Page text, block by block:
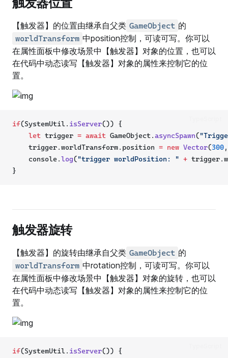
【触发器】的位置由继承自父类 GameObject 的
worldTransform 中position控制，可读可写。你可以
在属性面板中修改场景中【触发器】对象的位置，也可以
在代码中动态读写【触发器】对象的属性来控制它的位
置。
if(SystemUtil. isServer()) {
let trigger = await GameObject.asyncSpawn(
    trigger.worldTransform.position
= new Vector(300
    console.
log("trigger worldPosition: " +
}
触发器旋转
【触发器】的旋转由继承自父类 GameObject 的
worldTransform 中rotation控制，可读可写。你可以
在属性面板中修改场景中【触发器】对象的旋转，也可以
在代码中动态读写【触发器】对象的属性来控制它的位
置。
if(SystemUtil. isServer()) {